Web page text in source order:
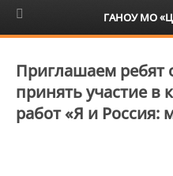
6+
Приглашаем ребят
принять участие в
работ «Я и Россия:
ГАНОУ МО